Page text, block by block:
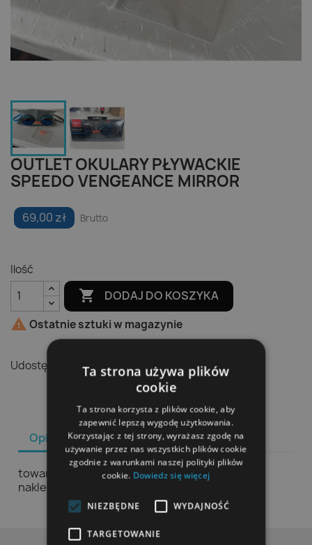
OUTLET OKULARY PŁYWACKIE
SPEEDO VENGEANCE MIRROR
69,00 zł Brutto
Ilość
 DODAJ DO KOSZYKA
 Ostatnie sztuki w magazynie
Udostępnij
Opis Szczegóły produktu
towar nowy z zwrotu konsumenckiego. Brak
naklejek ochronnych i brak 2 nosków
Ta strona używa plików
cookie
Ta strona korzysta z plików cookie, aby
zapewnić lepszą wygodę użytkowania.
Korzystając z tej strony, wyrażasz zgodę na
używanie przez nas wszystkich plików cookie
zgodnie z warunkami naszej polityki plików
cookie. Dowiedz się więcej
NIEZBĘDNE WYDAJNOŚĆ
TARGETOWANIE